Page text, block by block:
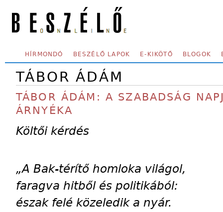
SECONDARY MENU
HÍRMONDÓ BESZÉLŐ LAPOK E-KIKÖTŐ BLOGOK
TÁBOR ÁDÁM
TÁBOR ÁDÁM: A SZABADSÁG
ÁRNYÉKA
Költői kérdés
„A Bak-térítő homloka világol,
faragva hitből és politikából:
észak felé közeledik a nyár.